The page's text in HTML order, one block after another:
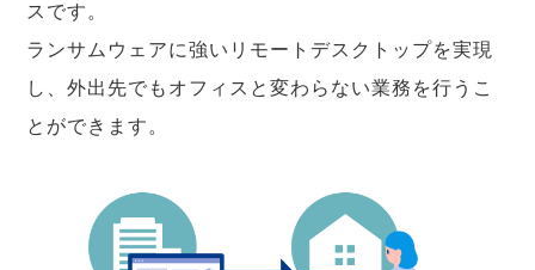
スです。
ランサムウェアに強いリモートデスクトップを実現
し、外出先でもオフィスと変わらない業務を行うこ
とができます。